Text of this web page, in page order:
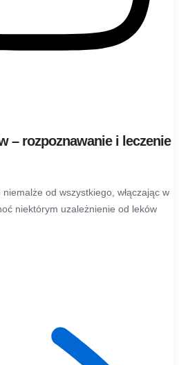
– rozpoznawanie i leczenie
od wszystkiego, włączając w
niektórym uzależnienie od leków